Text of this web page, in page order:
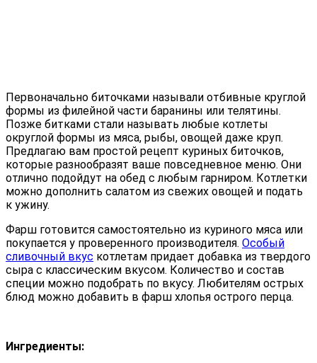
Первоначально биточками называли отбивные круглой
формы из филейной части баранины или телятины.
Позже битками стали называть любые котлеты
округлой формы из мяса, рыбы, овощей даже круп.
Предлагаю вам простой рецепт куриных биточков,
которые разнообразят ваше повседневное меню. Они
отлично подойдут на обед с любым гарниром. Котлетки
можно дополнить салатом из свежих овощей и подать
к ужину.
Фарш готовится самостоятельно из куриного мяса или
покупается у проверенного производителя. Особый
сливочный вкус котлетам придает добавка из твердого
сыра с классическим вкусом. Количество и состав
специи можно подобрать по вкусу. Любителям острых
блюд можно добавить в фарш хлопья острого перца.
Ингредиенты: